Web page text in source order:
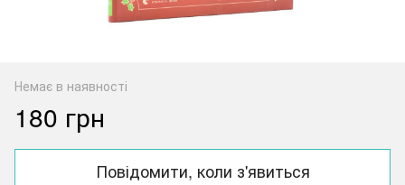
Немає в наявності
180 грн
Повідомити, коли з'явиться